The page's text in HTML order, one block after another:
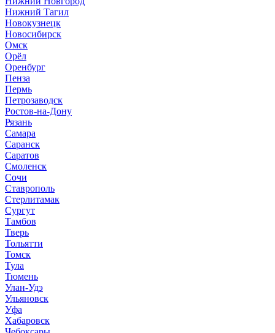
Нижний Тагил
Новокузнецк
Новосибирск
Омск
Орёл
Оренбург
Пенза
Пермь
Петрозаводск
Ростов-на-Дону
Рязань
Самара
Саранск
Саратов
Смоленск
Сочи
Ставрополь
Стерлитамак
Сургут
Тамбов
Тверь
Тольятти
Томск
Тула
Тюмень
Улан-Удэ
Ульяновск
Уфа
Хабаровск